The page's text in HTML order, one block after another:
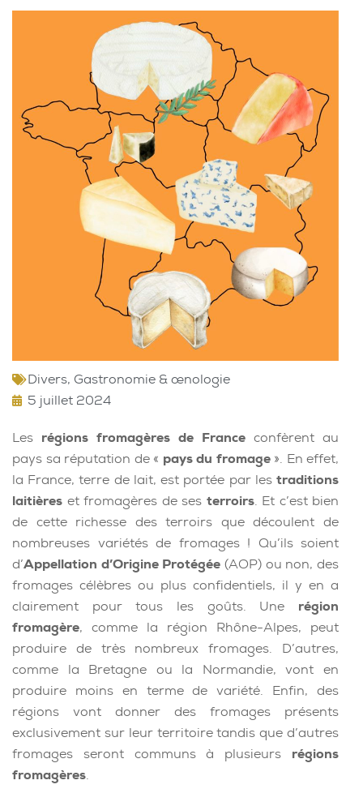
Divers, Gastronomie & œnologie
5 juillet 2024
Les régions fromagères de France confèrent au
pays sa réputation de « pays du fromage». En effet,
la France, terre de lait, est portée par les traditions
laitières et fromagères de ses terroirs. Et c’est bien
de cette richesse des terroirs que découlent de
nombreuses variétés de fromages ! Qu’ils soient
d’Appellation d’Origine Protégée (AOP) ou non, des
fromages célèbres ou plus confidentiels, il y en a
clairement pour tous les goûts. Une région
fromagère, comme la région Rhône-Alpes, peut
produire de très nombreux fromages. D’autres,
comme la Bretagne ou la Normandie, vont en
produire moins en terme de variété. Enfin, des
régions vont donner des fromages présents
exclusivement sur leur territoire tandis que d’autres
fromages seront communs à plusieurs régions
fromagères.